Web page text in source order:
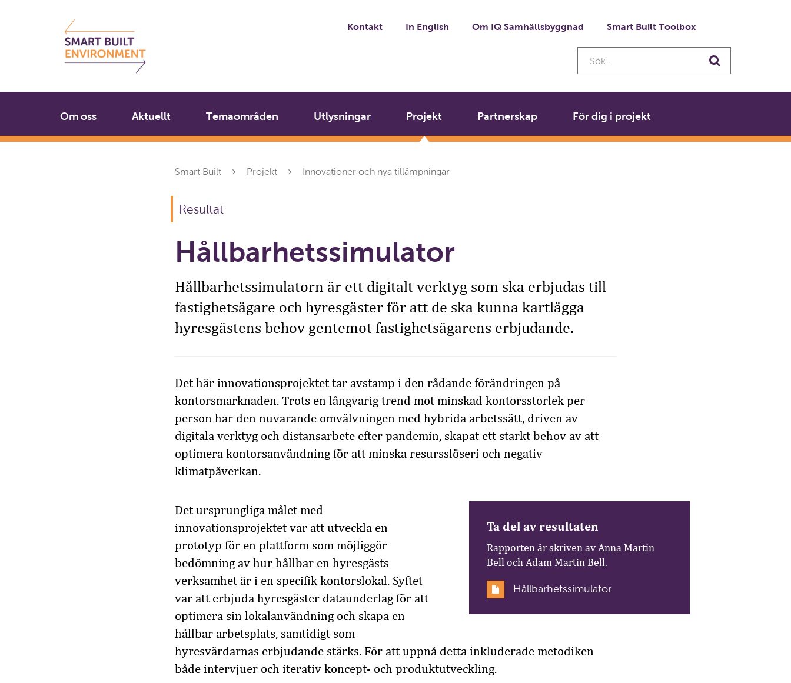
Kontakt In English Om IQ Samhällsbyggnad Smart Built Toolbox
Sök
Om oss Aktuellt Temaområden Utlysningar Projekt Partnerskap För dig i projekt
Smart Built Projekt Innovationer och nya tillämpningar
Resultat
Hållbarhetssimulator
Hållbarhetssimulatorn är ett digitalt verktyg som ska erbjudas till
fastighetsägare och hyresgäster för att de ska kunna kartlägga
hyresgästens behov gentemot fastighetsägarens erbjudande.
Det här innovationsprojektet tar avstamp i den rådande förändringen på
kontorsmarknaden. Trots en långvarig trend mot minskad kontorsstorlek per
person har den nuvarande omvälvningen med hybrida arbetssätt, driven av
digitala verktyg och distansarbete efter pandemin, skapat ett starkt behov av att
optimera kontorsanvändning för att minska resursslöseri och negativ
klimatpåverkan.
Ta del av resultaten
Rapporten är skriven av Anna Martin
Bell och Adam Martin Bell.
Hållbarhetssimulator
Det ursprungliga målet med
innovationsprojektet var att utveckla en
prototyp för en plattform som möjliggör
bedömning av hur hållbar en hyresgästs
verksamhet är i en specifik kontorslokal. Syftet
var att erbjuda hyresgäster dataunderlag för att
optimera sin lokalanvändning och skapa en
hållbar arbetsplats, samtidigt som
hyresvärdarnas erbjudande stärks. För att uppnå detta inkluderade metodiken
både intervjuer och iterativ koncept- och produktutveckling.